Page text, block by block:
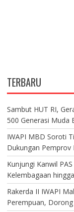
TERBARU
Sambut HUT RI,
500 Generasi Muda
IWAPI MBD Soroti
Dukungan Pemprov
Kunjungi Kanwil
Kelembagaan
Rakerda II IWAPI
Perempuan,